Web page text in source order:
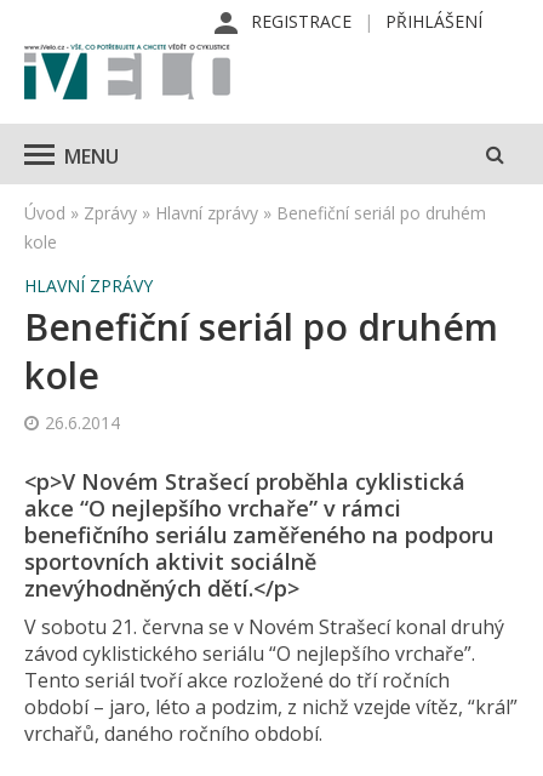
REGISTRACE PŘIHLÁŠENÍ
MENU
Úvod » Zprávy » Hlavní zprávy » Benefiční seriál po druhém
kole
HLAVNÍ ZPRÁVY
Benefiční seriál po druhém
kole
26.6.2014
<p>V Novém Strašecí proběhla cyklistická
akce “O nejlepšího vrchaře” v rámci
benefičního seriálu zaměřeného na podporu
sportovních aktivit sociálně
znevýhodněných dě­tí.</p>
V sobotu 21. června se v Novém Strašecí konal druhý
závod cyklistického seriálu “O nejlepšího vrchaře”.
Tento seriál tvoří akce rozložené do tří ročních
období – jaro, léto a podzim, z nichž vzejde vítěz, “král”
vrchařů, daného ročního období.